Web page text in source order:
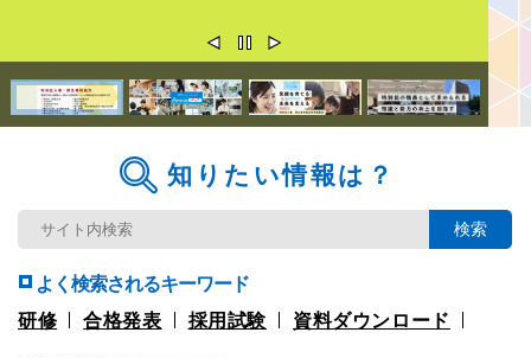
知りたい情報は？
よく検索されるキーワード
研修 合格発表 採用試験 資料ダウンロード